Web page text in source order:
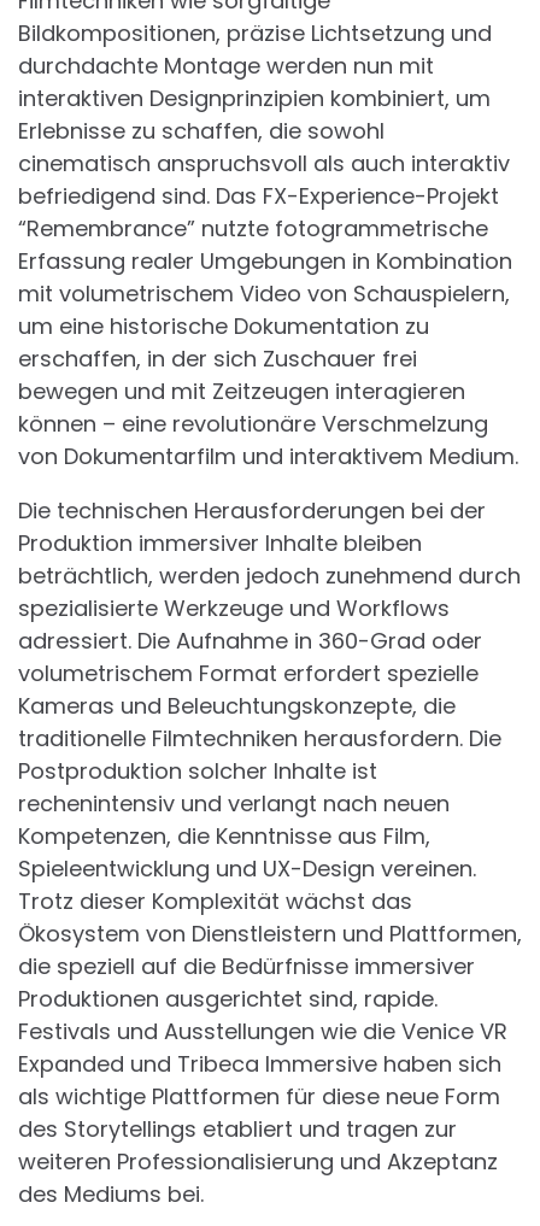
Bildkompositionen, präzise Lichtsetzung und
durchdachte Montage werden nun mit
interaktiven Designprinzipien kombiniert, um
Erlebnisse zu schaffen, die sowohl
cinematisch anspruchsvoll als auch interaktiv
befriedigend sind. Das FX-Experience-Projekt
“Remembrance” nutzte fotogrammetrische
Erfassung realer Umgebungen in Kombination
mit volumetrischem Video von Schauspielern,
um eine historische Dokumentation zu
erschaffen, in der sich Zuschauer frei
bewegen und mit Zeitzeugen interagieren
können – eine revolutionäre Verschmelzung
von Dokumentarfilm und interaktivem Medium.
Die technischen Herausforderungen bei der
Produktion immersiver Inhalte bleiben
beträchtlich, werden jedoch zunehmend durch
spezialisierte Werkzeuge und Workflows
adressiert. Die Aufnahme in 360-Grad oder
volumetrischem Format erfordert spezielle
Kameras und Beleuchtungskonzepte, die
traditionelle Filmtechniken herausfordern. Die
Postproduktion solcher Inhalte ist
rechenintensiv und verlangt nach neuen
Kompetenzen, die Kenntnisse aus Film,
Spieleentwicklung und UX-Design vereinen.
Trotz dieser Komplexität wächst das
Ökosystem von Dienstleistern und Plattformen,
die speziell auf die Bedürfnisse immersiver
Produktionen ausgerichtet sind, rapide.
Festivals und Ausstellungen wie die Venice VR
Expanded und Tribeca Immersive haben sich
als wichtige Plattformen für diese neue Form
des Storytellings etabliert und tragen zur
weiteren Professionalisierung und Akzeptanz
des Mediums bei.